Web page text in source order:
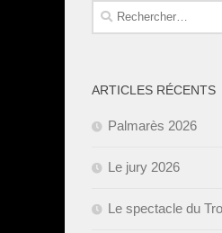
Rechercher :
ARTICLES RÉCENTS
Palmarès 2026
Le jury 2026
Le spectacle du